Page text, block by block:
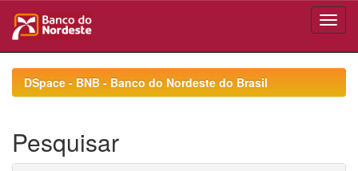
navigationDSpace - BNB - Banco do Nordeste do Brasil
Pesquisar